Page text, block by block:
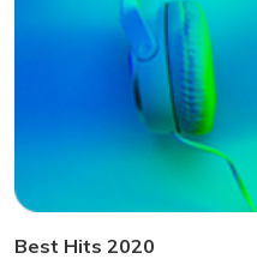
Best Hits 2020